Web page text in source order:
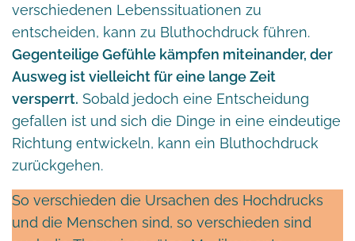
verschiedenen Lebenssituationen zu
entscheiden, kann zu Bluthochdruck führen.
Gegenteilige Gefühle kämpfen miteinander, der
Ausweg ist vielleicht für eine lange Zeit
versperrt. Sobald jedoch eine Entscheidung
gefallen ist und sich die Dinge in eine eindeutige
Richtung entwickeln, kann ein Bluthochdruck
zurückgehen.
So verschieden die Ursachen des Hochdrucks
und die Menschen sind, so verschieden sind